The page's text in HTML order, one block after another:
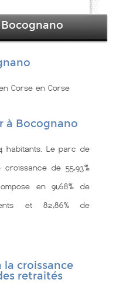
Corse en Corse
à Bocognano
habitants. Le parc de
de 55,93%
en 91,68% de
et 82,86% de
la croissance
retraités